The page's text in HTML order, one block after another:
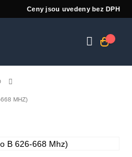
Ceny jsou uvedeny bez DPH
MHZ)